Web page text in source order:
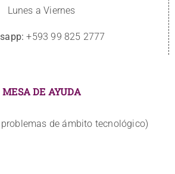
Lunes a Viernes
+593 99 825 2777
MESA DE AYUDA
de ámbito tecnológico)